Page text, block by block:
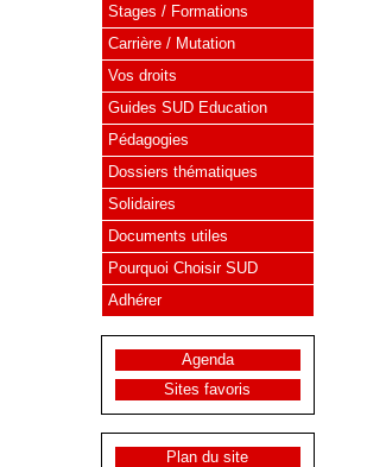
Stages / Formations
Carrière / Mutation
Vos droits
Guides SUD Education
Pédagogies
Dossiers thématiques
Solidaires
Documents utiles
Pourquoi Choisir SUD
Adhérer
Agenda
Sites favoris
Plan du site